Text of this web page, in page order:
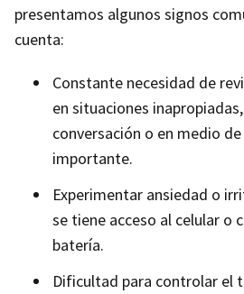
presentamos algunos signos
cuenta:
Constante necesidad de
en situaciones
conversación o en medio
importante.
Experimentar ansiedad o
se tiene acceso al celular o
batería.
Dificultad para controlar el